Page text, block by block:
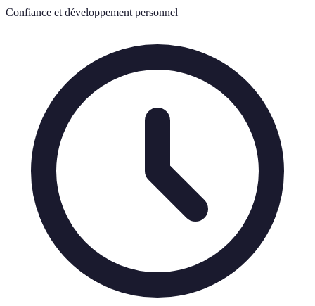
Confiance et développement personnel